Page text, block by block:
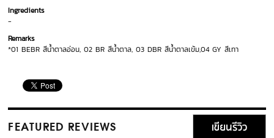
Ingredients
-
Remarks
*01 BEBR สีน้ำตาลอ่อน, 02 BR สีน้ำตาล, 03 DBR สีน้ำตาลเข้ม,04 GY สีเทา
FEATURED REVIEWS เขียนรีวิว